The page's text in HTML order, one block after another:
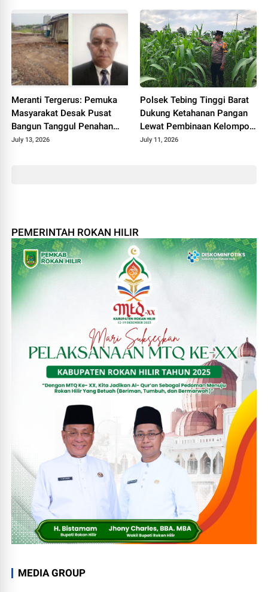
Meranti Tergerus: Pemuka
Masyarakat Desak Pusat
Bangun Tanggul Penahan
Gelombang
July 13, 2026
Polsek Tebing Tinggi Barat
Dukung Ketahanan Pangan
Lewat Pembinaan Kelompok
Tani Tunas Harapan Maju
July 11, 2026
PEMERINTAH ROKAN HILIR
MEDIA GROUP